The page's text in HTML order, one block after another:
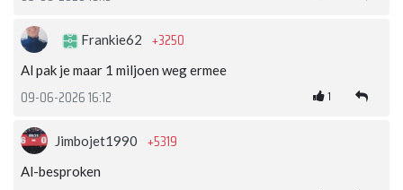
Frankie62 +3250
Al pak je maar 1 miljoen weg ermee
09-06-2026 16:12 1
Jimbojet1990 +5319
Al-besproken